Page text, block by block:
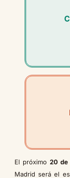
El próximo20 de
Madrid será el